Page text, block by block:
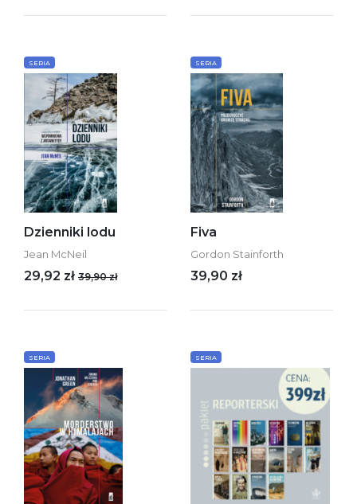
SERIA
Dzienniki lodu
Jean McNeil
29,92 zł 39,90 zł
SERIA
Fiva
Gordon Stainforth
39,90 zł
SERIA SERIA